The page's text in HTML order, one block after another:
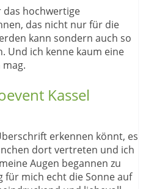
hochwertige
das nicht nur für die
kann sondern auch so
Und ich kenne kaum eine
mag.
Kassel
erkennen könnt, es
dort vertreten und ich
Augen begannen zu
mich echt die Sonne auf